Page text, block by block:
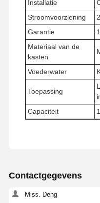
Huis
Fabriekstocht
Offerte
Installatie
Stroomvoorziening
Garantie
Materiaal van de
kasten
Voederwater
Toepassing
Capaciteit
Contactgegevens
Miss. Deng